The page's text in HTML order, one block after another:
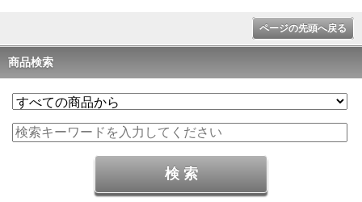
ページの先頭へ戻る
商品検索